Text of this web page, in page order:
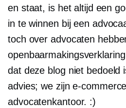
en staat, is het altijd een
in te winnen bij een
toch over advocaten
dat deze blog niet bedoeld
advies; we zijn e-
advocatenkantoor. :)